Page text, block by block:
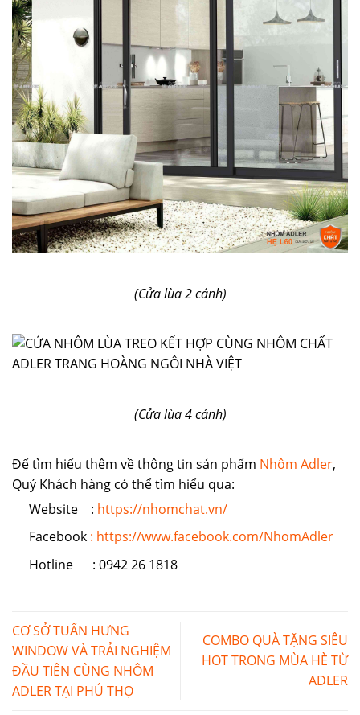
(Cửa lùa 2 cánh)
(Cửa lùa 4 cánh)
Để tìm hiểu thêm về thông tin sản phẩm Nhôm Adler,
Quý Khách hàng có thể tìm hiểu qua:
Website : https://nhomchat.vn/
Facebook : https://www.facebook.com/NhomAdler
Hotline : 0942 26 1818
CƠ SỞ TUẤN HƯNG
WINDOW VÀ TRẢI NGHIỆM
ĐẦU TIÊN CÙNG NHÔM
ADLER TẠI PHÚ THỌ
COMBO QUÀ TẶNG SIÊU
HOT TRONG MÙA HÈ TỪ
ADLER